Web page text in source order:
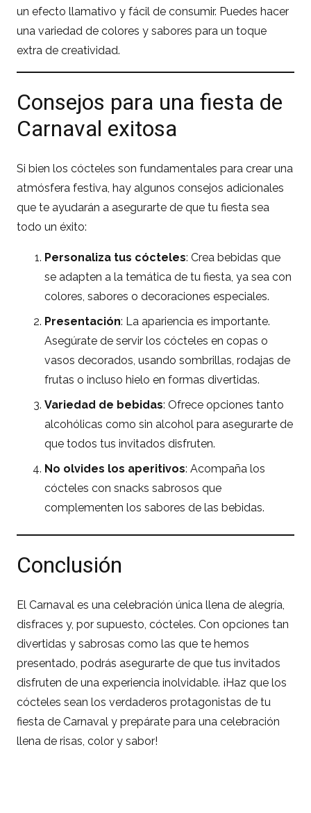
un efecto llamativo y fácil de consumir. Puedes hacer
una variedad de colores y sabores para un toque
extra de creatividad.
Consejos para una fiesta de
Carnaval exitosa
Si bien los cócteles son fundamentales para crear una
atmósfera festiva, hay algunos consejos adicionales
que te ayudarán a asegurarte de que tu fiesta sea
todo un éxito:
Personaliza tus cócteles: Crea bebidas que
se adapten a la temática de tu fiesta, ya sea con
colores, sabores o decoraciones especiales.
Presentación: La apariencia es importante.
Asegúrate de servir los cócteles en copas o
vasos decorados, usando sombrillas, rodajas de
frutas o incluso hielo en formas divertidas.
Variedad de bebidas: Ofrece opciones tanto
alcohólicas como sin alcohol para asegurarte de
que todos tus invitados disfruten.
No olvides los aperitivos: Acompaña los
cócteles con snacks sabrosos que
complementen los sabores de las bebidas.
Conclusión
El Carnaval es una celebración única llena de alegría,
disfraces y, por supuesto, cócteles. Con opciones tan
divertidas y sabrosas como las que te hemos
presentado, podrás asegurarte de que tus invitados
disfruten de una experiencia inolvidable. ¡Haz que los
cócteles sean los verdaderos protagonistas de tu
fiesta de Carnaval y prepárate para una celebración
llena de risas, color y sabor!